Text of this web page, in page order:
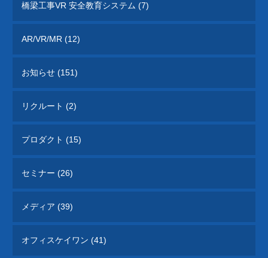
橋梁工事VR 安全教育システム (7)
AR/VR/MR (12)
お知らせ (151)
リクルート (2)
プロダクト (15)
セミナー (26)
メディア (39)
オフィスケイワン (41)